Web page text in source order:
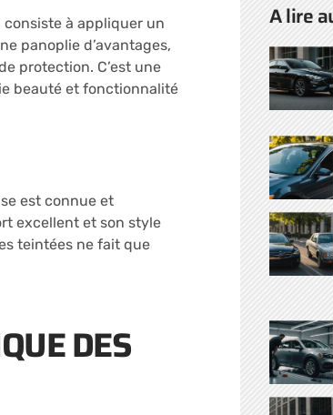
à appliquer un
panoplie d’avantages,
protection. C’est une
beauté et fonctionnalité
est connue et
excellent et son style
teintées ne fait que
DES
A lire